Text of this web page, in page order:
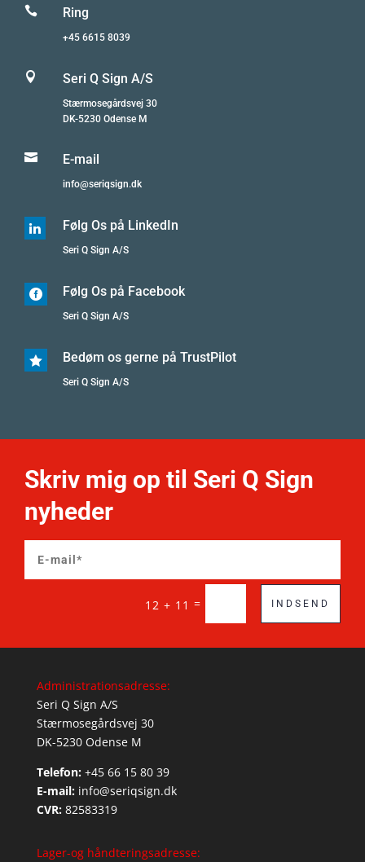
 Ring
+45 6615 8039
 Seri Q Sign A/S
Stærmosegårdsvej 30
DK-5230 Odense M
 E-mail
info@seriqsign.dk
 Følg Os på LinkedIn
Seri Q Sign A/S
 Følg Os på Facebook
Seri Q Sign A/S
 Bedøm os gerne på TrustPilot
Seri Q Sign A/S
Skriv mig op til Seri Q Sign
nyheder
12 + 11 = INDSEND
Administrationsadresse:
Seri Q Sign A/S
Stærmosegårdsvej 30
DK-5230 Odense M
Telefon: +45 66 15 80 39
E-mail: info@seriqsign.dk
CVR: 82583319
Lager-og håndteringsadresse: